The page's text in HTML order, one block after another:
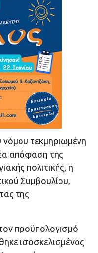
νόμου τεκμηριωμένη
απόφαση της
πολιτικής, η
Συμβουλίου,
της
προϋπολογισμό
ισοσκελισμένος